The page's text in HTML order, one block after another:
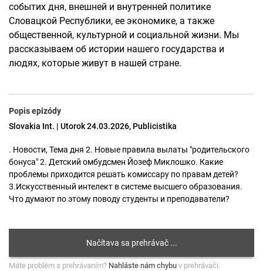
событих дня, внешней и внутренней политике
Словацкой Республики, ее экономике, а также
общественной, культурной и социальной жизни. Мы
рассказываем об истории нашего государства и
людях, которые живут в нашей стране.
Popis epizódy
Slovakia Int. | Utorok 24.03.2026, Publicistika
. Новости, Тема дня 2. Новые правила вылаты "родительского
бонуса" 2. Детский омбудсмен Йозеф Миклошко. Какие
проблемы приходится решать комиссару по правам детей?
3.Искусственный интелект в системе высшего образования.
Что думают по этому поводу студенты и преподаватели?
Máte problém s prehrávaním? Nahláste nám chybu v prehrávači.